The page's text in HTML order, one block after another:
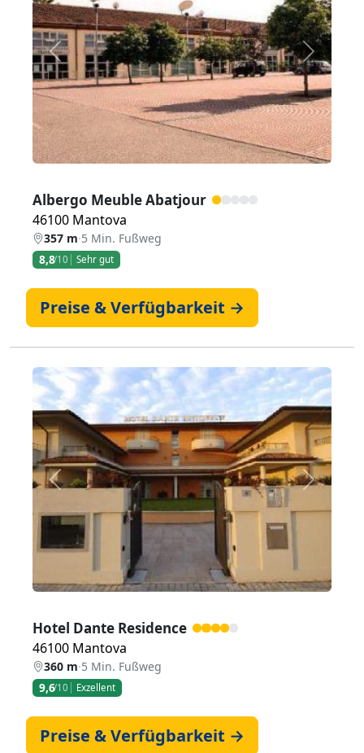
Zurück Weiter
Albergo Meuble Abatjour
46100 Mantova
357 m·5 Min. Fußweg
8,8/10 Sehr gut
Preise & Verfügbarkeit →
Zurück Weiter
Hotel Dante Residence
46100 Mantova
360 m·5 Min. Fußweg
9,6/10 Exzellent
Preise & Verfügbarkeit →